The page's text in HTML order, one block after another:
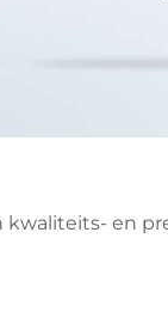
en